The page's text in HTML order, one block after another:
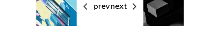
prevnext